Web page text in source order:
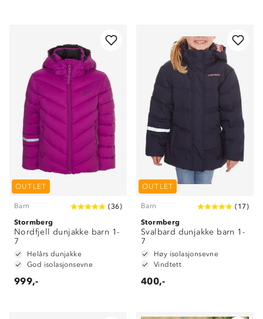
OUTLET
Barn (36)
Stormberg
Nordfjell dunjakke barn 1-
7
Helårs dunjakke
God isolasjonsevne
999,-
OUTLET
Barn ( 17)
Stormberg
Svalbard dunjakke barn 1-
7
Høy isolasjonsevne
Vindtett
400,-